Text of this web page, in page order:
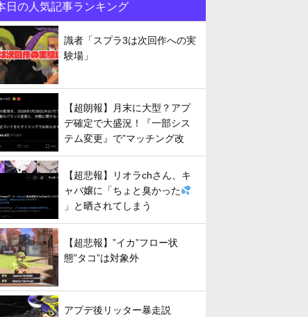
日の人気記事ランキング
識者「スプラ3は次回作への実
験場」
【超朗報】月末に大型？アプ
デ確定で大盛況！『一部シス
テム変更』で”マッチング改
善”への期待が高まる
【超悲報】リオラchさん、キ
ャバ嬢に「ちょと臭かった
」と晒されてしまう
【超悲報】”イカ”フロー状
態”タコ”は対象外
アプデ後リッター暴走説